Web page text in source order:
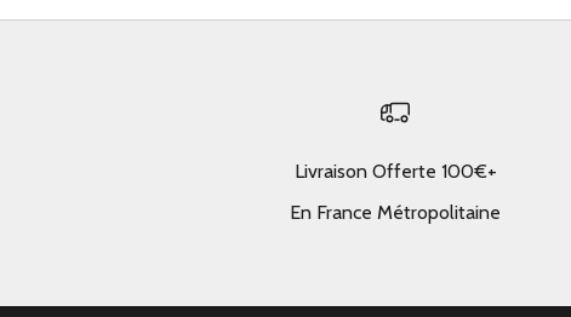
Livraison Offerte 100€+
En France Métropolitaine